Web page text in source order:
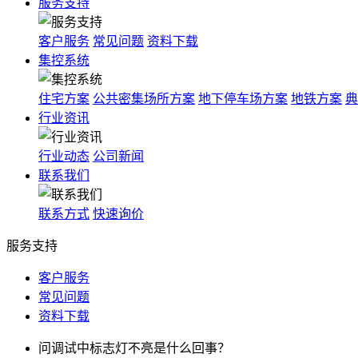
服务支持
客户服务 常见问题 资料下载
集控系统
住宅方案 公共密集场所方案 地下停车场方案 地铁方案
行业资讯
行业动态 公司新闻
联系我们
联系方式 快速询价
服务支持
客户服务
常见问题
资料下载
问调试中标志灯不亮是什么回事？